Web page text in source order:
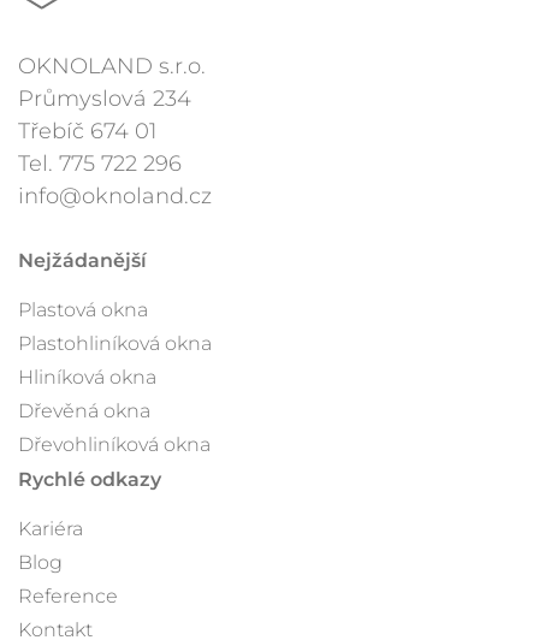
OKNOLAND s.r.o.
Průmyslová 234
Třebíč 674 01
Tel. 775 722 296
info@oknoland.cz
Nejžádanější
Plastová okna
Plastohliníková okna
Hliníková okna
Dřevěná okna
Dřevohliníková okna
Rychlé odkazy
Kariéra
Blog
Reference
Kontakt